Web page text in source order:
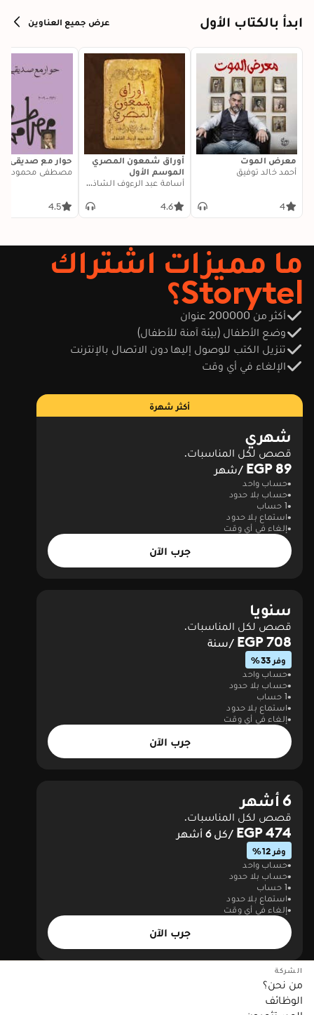
ابدأ بالكتاب الأول عرض جميع العناوين
معرض الموت
أحمد خالد توفيق
4
أوراق شمعون المصري
الموسم الأول
أسامة عبد الرءوف الشاذلي
4.6
حوار مع صديقي
مصطفى محمود
4.5
ما مميزات اشتراك
Storytel؟
أكثر من 200000 عنوان
وضع الأطفال (بيئة آمنة للأطفال)
تنزيل الكتب للوصول إليها دون الاتصال بالإنترنت
الإلغاء في أي وقت
أكثر شهرة
شهري
قصص لكل المناسبات.
89 EGP /شهر
حساب واحد
حساب بلا حدود
1 حساب
استماع بلا حدود
إلغاء في أي وقت
جرب الآن
سنويا
قصص لكل المناسبات.
708 EGP /سنة
وفر 33%
حساب واحد
حساب بلا حدود
1 حساب
استماع بلا حدود
إلغاء في أي وقت
جرب الآن
6 أشهر
قصص لكل المناسبات.
474 EGP /كل 6 أشهر
وفر 12%
حساب واحد
حساب بلا حدود
1 حساب
استماع بلا حدود
إلغاء في أي وقت
جرب الآن
الشركة
من نحن؟
الوظائف